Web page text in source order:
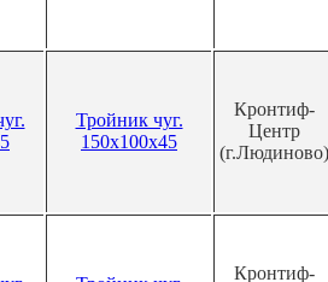
Тройник чуг.
150х100х45
Кронтиф-
Центр
(г.Людиново)
Кронтиф-